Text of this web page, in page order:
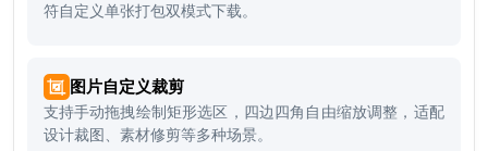
符自定义单张打包双模式下载。
图片自定义裁剪
支持手动拖拽绘制矩形选区，四边四角自由缩放调整，适配
设计裁图、素材修剪等多种场景。